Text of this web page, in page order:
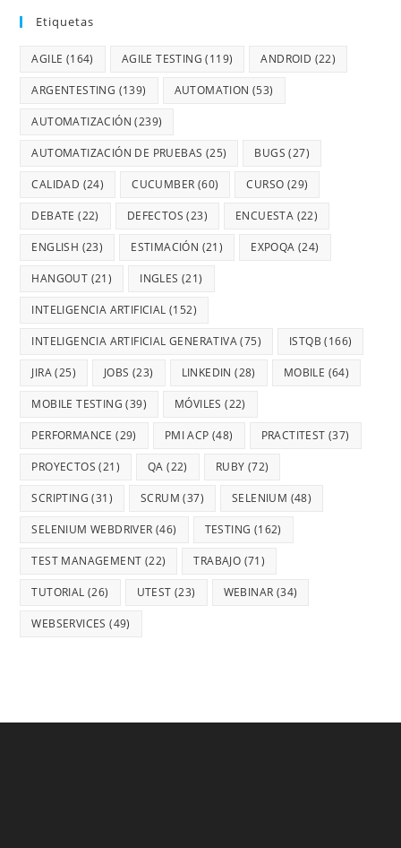
Etiquetas
AGILE (164) AGILE TESTING (119) ANDROID (22)
ARGENTESTING (139) AUTOMATION (53)
AUTOMATIZACIÓN (239)
AUTOMATIZACIÓN DE PRUEBAS (25) BUGS (27)
CALIDAD (24) CUCUMBER (60) CURSO (29)
DEBATE (22) DEFECTOS (23) ENCUESTA (22)
ENGLISH (23) ESTIMACIÓN (21) EXPOQA (24)
HANGOUT (21) INGLES (21)
INTELIGENCIA ARTIFICIAL (152)
INTELIGENCIA ARTIFICIAL GENERATIVA(75) ISTQB (166)
JIRA(25) JOBS (23) LINKEDIN (28) MOBILE (64)
MOBILE TESTING (39) MÓVILES (22)
PERFORMANCE (29) PMI ACP (48) PRACTITEST (37)
PROYECTOS (21) QA (22) RUBY (72)
SCRIPTING (31) SCRUM (37) SELENIUM (48)
SELENIUM WEBDRIVER (46) TESTING (162)
TEST MANAGEMENT (22) TRABAJO (71)
TUTORIAL (26) UTEST (23) WEBINAR (34)
WEBSERVICES (49)